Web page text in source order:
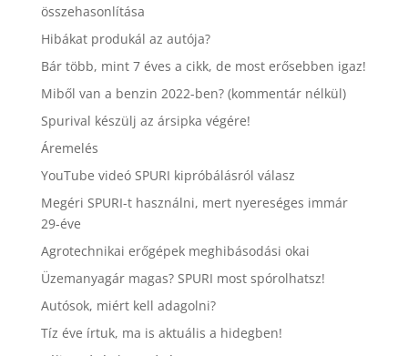
összehasonlítása
Hibákat produkál az autója?
Bár több, mint 7 éves a cikk, de most erősebben igaz!
Miből van a benzin 2022-ben? (kommentár nélkül)
Spurival készülj az ársipka végére!
Áremelés
YouTube videó SPURI kipróbálásról válasz
Megéri SPURI-t használni, mert nyereséges immár
29-éve
Agrotechnikai erőgépek meghibásodási okai
Üzemanyagár magas? SPURI most spórolhatsz!
Autósok, miért kell adagolni?
Tíz éve írtuk, ma is aktuális a hidegben!